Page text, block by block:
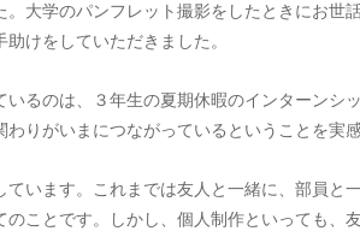
大学のパンフレット撮影をしたときにお世
けをしていただきました。
るのは、３年生の夏期休暇のインターンシ
りがいまにつながっているということを実感
います。これまでは友人と一緒に、部員と
ことです。しかし、個人制作といっても、